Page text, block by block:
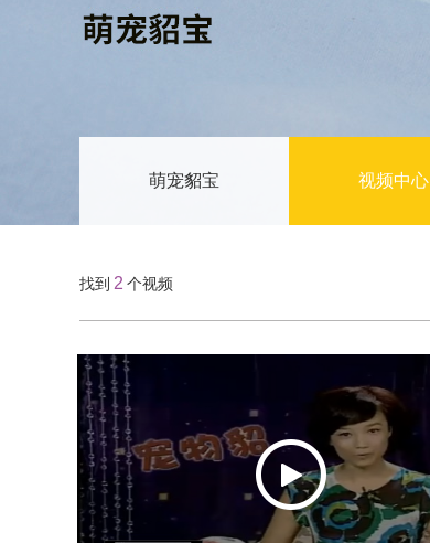
萌宠貂宝 视频中心
找到 2 个视频